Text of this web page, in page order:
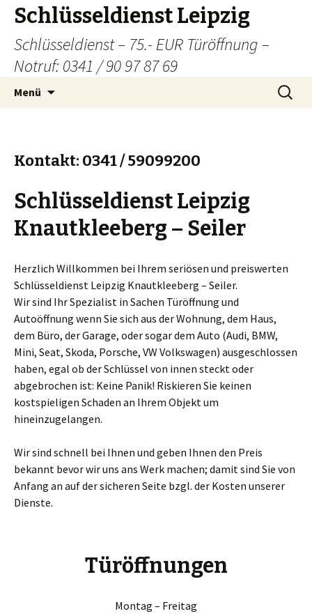
Schlüsseldienst Leipzig
Schlüsseldienst – 75.- EUR Türöffnung –
Notruf: 0341 / 90 97 87 69
Menü
Suchen
nach:
Kontakt: 0341 / 59099200
Schlüsseldienst Leipzig
Knautkleeberg – Seiler
Herzlich Willkommen bei Ihrem seriösen und preiswerten
Schlüsseldienst Leipzig Knautkleeberg – Seiler.
Wir sind Ihr Spezialist in Sachen Türöffnung und
Autoöffnung wenn Sie sich aus der Wohnung, dem Haus,
dem Büro, der Garage, oder sogar dem Auto (Audi, BMW,
Mini, Seat, Skoda, Porsche, VW Volkswagen) ausgeschlossen
haben, egal ob der Schlüssel von innen steckt oder
abgebrochen ist: Keine Panik! Riskieren Sie keinen
kostspieligen Schaden an Ihrem Objekt um
hineinzugelangen.
Wir sind schnell bei Ihnen und geben Ihnen den Preis
bekannt bevor wir uns ans Werk machen; damit sind Sie von
Anfang an auf der sicheren Seite bzgl. der Kosten unserer
Dienste.
Türöffnungen
Montag – Freitag